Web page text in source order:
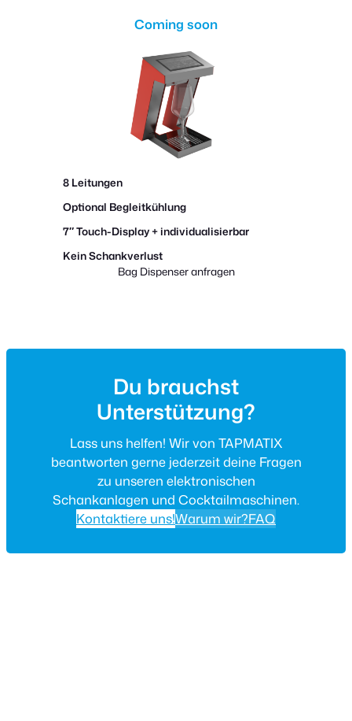
Coming soon
8 Leitungen
Optional Begleitkühlung
7″ Touch-Display + individualisierbar
Kein Schankverlust
Bag Dispenser anfragen
Du brauchst
Unterstützung?
Lass uns helfen! Wir von TAPMATIX
beantworten gerne jederzeit deine Fragen
zu unseren elektronischen
Schankanlagen und Cocktailmaschinen.
Kontaktiere uns!Warum wir?FAQ